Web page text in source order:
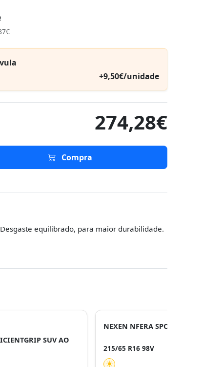
+9,50€/unidade
274,28€
Compra
Desgaste equilibrado, para maior durabilidade.
SUV AO
NEXEN NFERA SPORT SUV
215/65 R16 98V